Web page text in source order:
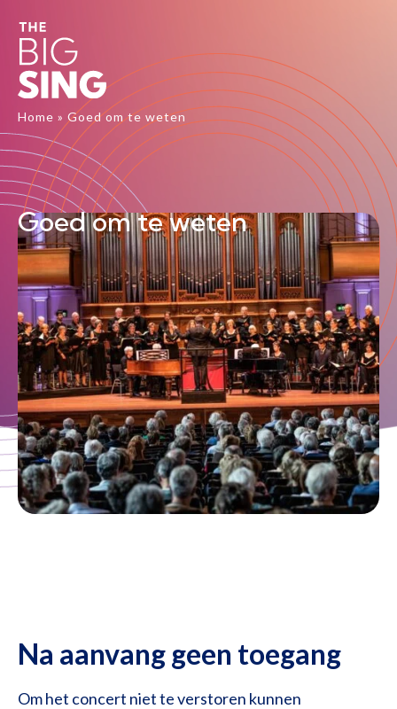
Home » Goed om te weten
Goed om te weten
Na aanvang geen toegang
Om het concert niet te verstoren kunnen